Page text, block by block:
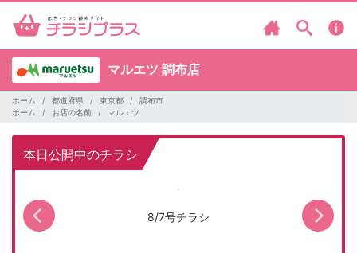
マルエツ 調布店
ホーム 都道府県 東京都
調布市
ホーム
お店の名前 マルエツ
本日公開中のチラシ
8/7号チラシ